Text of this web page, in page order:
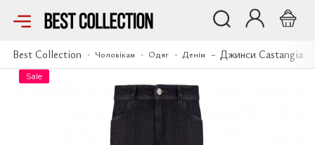
Best Collection Чоловікам Одяг Денім Джинси Castangia
Джинси Castangia
Sale